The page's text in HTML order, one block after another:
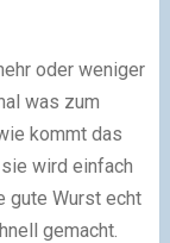
oder weniger
was zum
kommt das
wird einfach
gute Wurst echt
gemacht.